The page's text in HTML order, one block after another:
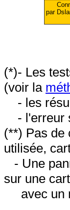
par
(*)- Les
(voir la
- les
- l'erreur
(**) Pas de
utilisée,
- Une
sur une
avec un